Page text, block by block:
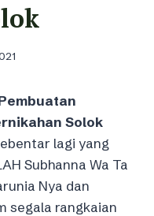
Solok
lagi yang
Subhanna Wa Ta
Nya dan
segala rangkaian